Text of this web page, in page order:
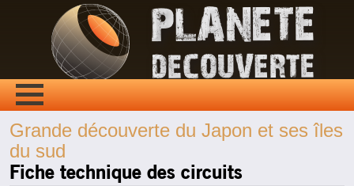
Grande découverte du Japon et ses îles
du sud
Fiche technique des circuits